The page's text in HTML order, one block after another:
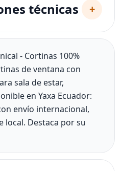
técnicas +
- Cortinas 100%
de ventana con
sala de estar,
en Yaxa Ecuador:
envío internacional,
local. Destaca por su